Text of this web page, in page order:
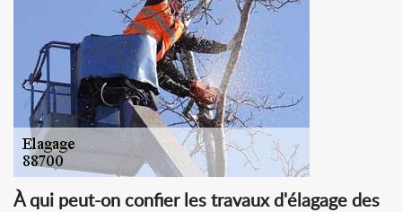
À qui peut-on confier les travaux d'élagage des